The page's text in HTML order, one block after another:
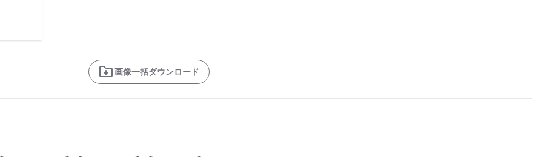
画像一括ダウンロード